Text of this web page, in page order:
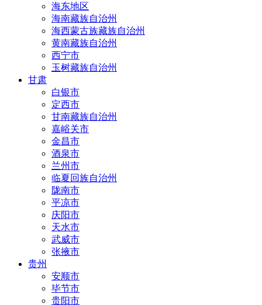
海东地区
海南藏族自治州
海西蒙古族藏族自治州
黄南藏族自治州
西宁市
玉树藏族自治州
甘肃
白银市
定西市
甘南藏族自治州
嘉峪关市
金昌市
酒泉市
兰州市
临夏回族自治州
陇南市
平凉市
庆阳市
天水市
武威市
张掖市
贵州
安顺市
毕节市
贵阳市